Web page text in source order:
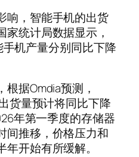
，智能手机的出货
统计局数据显示，
手机产量分别同比下降
据Omdia预测，
货量预计将同比下降
年第一季度的存储器
间推移，价格压力和
开始有所缓解。